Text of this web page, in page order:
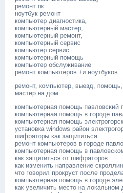
ремонт пк
ноутбук ремонт
компьютер диагностика,
компьютерный мастер,
компьютерный ремонт,
компьютерный сервис
компьютер сервис
компьютерный помощь
компьютер обслуживание
ремонт компьютеров +и ноутбуков
ремонт, компьютер, выезд,
мастер на дом
компьютерная помощь павловский
компьютерная помощь в городе
компьютерная помощь электрогорск
установка windows район
шифраторы как защититься
ремонт компьютеров в городе
компьютерная помощь в
как защититься от шифраторов
как изменить направление
что говорил прокруст после
компьютерная помощь в городе
как увеличить место на локальном